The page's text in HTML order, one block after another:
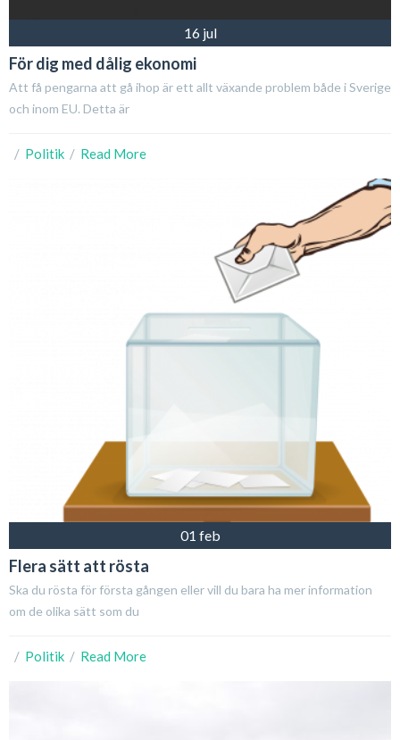
16 jul
För dig med dålig ekonomi
Att få pengarna att gå ihop är ett allt växande problem både i Sverige
och inom EU. Detta är
  /
Politik
  /
Read More
01 feb
Flera sätt att rösta
Ska du rösta för första gången eller vill du bara ha mer information
om de olika sätt som du
  /
Politik
  /
Read More